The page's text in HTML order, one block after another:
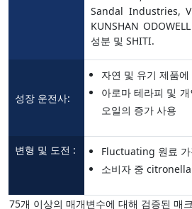
Sandal Industries,
KUNSHAN
성분 및 SHITI.
성장 운전사:
자연 및 유기 제품
아로마 테라피 및
오일의 증가 사용
변형 및 도전 :
Fluctuating 원료 가
소비자 중
75개 이상의 매개변수에 대해 검증된 매